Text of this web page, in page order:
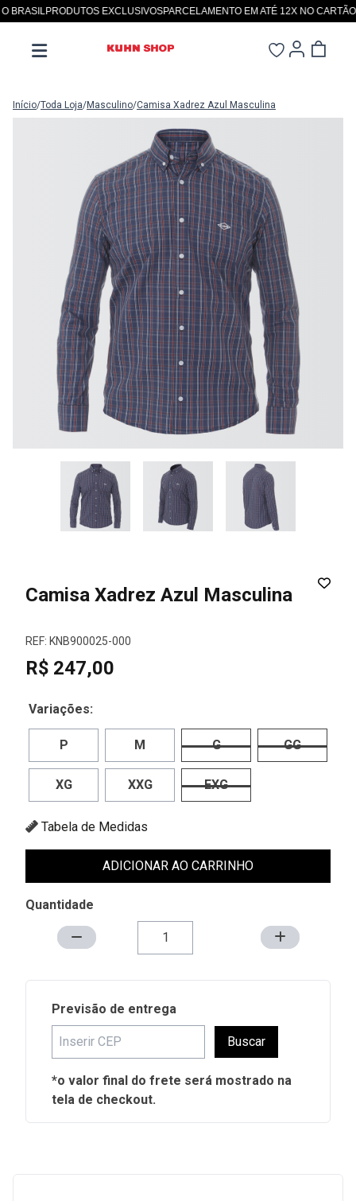
PRODUTOS EXCLUSIVOSPARCELAMENTO EM ATÉ 12X NO CARTÃO
Início/Toda Loja/Masculino/Camisa Xadrez Azul Masculina
Camisa Xadrez Azul Masculina
REF: KNB900025-000
R$ 247,00
Variações:
P M G GG
XG XXG EXG
Tabela de Medidas
ADICIONAR AO CARRINHO
Quantidade
Previsão de entrega
Buscar
*o valor final do frete será mostrado na
tela de checkout.